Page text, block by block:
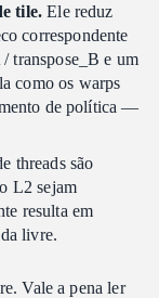
tile. Ele reduz
correspondente
transpose_B e um
como os warps
de política —
threads são
L2 sejam
resulta em
livre.
Vale a pena ler